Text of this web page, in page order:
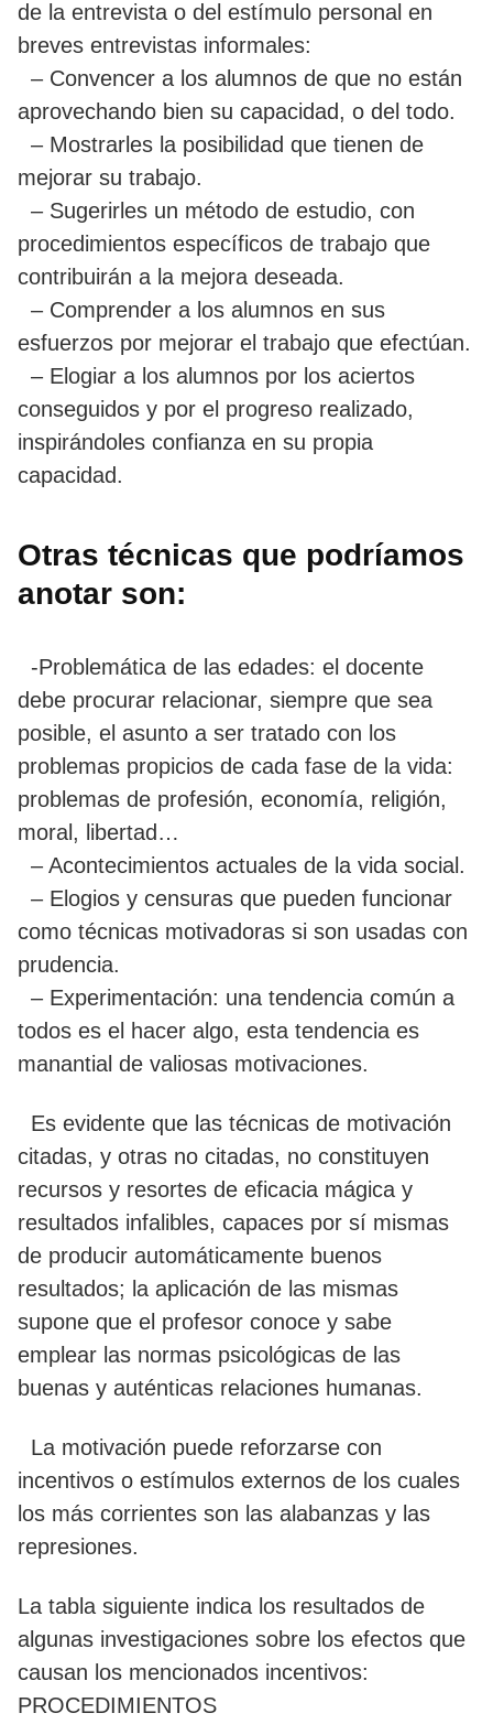
de la entrevista o del estímulo personal en
breves entrevistas informales:
– Convencer a los alumnos de que no están
aprovechando bien su capacidad, o del todo.
– Mostrarles la posibilidad que tienen de
mejorar su trabajo.
– Sugerirles un método de estudio, con
procedimientos específicos de trabajo que
contribuirán a la mejora deseada.
– Comprender a los alumnos en sus
esfuerzos por mejorar el trabajo que efectúan.
– Elogiar a los alumnos por los aciertos
conseguidos y por el progreso realizado,
inspirándoles confianza en su propia
capacidad.
Otras técnicas que podríamos
anotar son:
-Problemática de las edades: el docente
debe procurar relacionar, siempre que sea
posible, el asunto a ser tratado con los
problemas propicios de cada fase de la vida:
problemas de profesión, economía, religión,
moral, libertad…
– Acontecimientos actuales de la vida social.
– Elogios y censuras que pueden funcionar
como técnicas motivadoras si son usadas con
prudencia.
– Experimentación: una tendencia común a
todos es el hacer algo, esta tendencia es
manantial de valiosas motivaciones.
Es evidente que las técnicas de motivación
citadas, y otras no citadas, no constituyen
recursos y resortes de eficacia mágica y
resultados infalibles, capaces por sí mismas
de producir automáticamente buenos
resultados; la aplicación de las mismas
supone que el profesor conoce y sabe
emplear las normas psicológicas de las
buenas y auténticas relaciones humanas.
La motivación puede reforzarse con
incentivos o estímulos externos de los cuales
los más corrientes son las alabanzas y las
represiones.
La tabla siguiente indica los resultados de
algunas investigaciones sobre los efectos que
causan los mencionados incentivos:
PROCEDIMIENTOS